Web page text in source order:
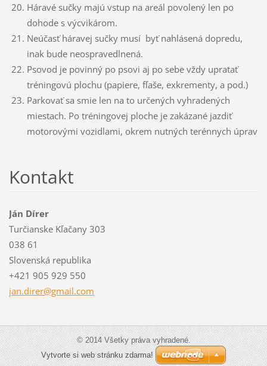
Háravé sučky majú vstup na areál povolený len po
dohode s výcvikárom.
Neúčasť háravej sučky musí byť nahlásená dopredu,
inak bude neospravedlnená.
Psovod je povinný po psovi aj po sebe vždy upratať
tréningovú plochu (papiere, fľaše, exkrementy, a pod.)
Parkovať sa smie len na to určených vyhradených
miestach. Po tréningovej ploche je zakázané jazdiť
motorovými vozidlami, okrem nutných terénnych úprav
Kontakt
Ján Dírer
Turčianske Kľačany 303
038 61
Slovenská republika
+421 905 929 550
jan.direr@gmail.com
© 2014 Všetky práva vyhradené.
Vytvorte si web stránku zdarma!